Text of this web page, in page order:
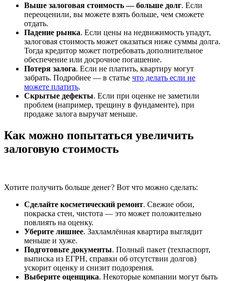
Выше залоговая стоимость — больше долг. Если
переоценили, вы можете взять больше, чем сможете
отдать.
Падение рынка. Если цены на недвижимость упадут,
залоговая стоимость может оказаться ниже суммы долга.
Тогда кредитор может потребовать дополнительное
обеспечение или досрочное погашение.
Потеря залога. Если не платить, квартиру могут
забрать. Подробнее — в статье что делать если не
можете платить.
Скрытые дефекты. Если при оценке не заметили
проблем (например, трещину в фундаменте), при
продаже залога выручат меньше.
Как можно попытаться увеличить
залоговую стоимость
Хотите получить больше денег? Вот что можно сделать:
Сделайте косметический ремонт. Свежие обои,
покраска стен, чистота — это может положительно
повлиять на оценку.
Уберите лишнее. Захламлённая квартира выглядит
меньше и хуже.
Подготовьте документы. Полный пакет (техпаспорт,
выписка из ЕГРН, справки об отсутствии долгов)
ускорит оценку и снизит подозрения.
Выберите оценщика. Некоторые компании могут быть